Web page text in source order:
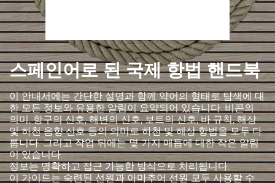
스페인어로 된 국제 항법 핸드북
이 안내서에는 간단한 설명과 함께 약어의 형태로 탐색에 대
한 모든 정보와 유용한 알림이 요약되어 있습니다. 비콘의
의미, 항구의 신호, 해변의 신호, 보트의 신호, 바 규칙, 해상
및 하천 음향 신호 등의 의미로 하천 및 해상 항법을 모두 다
룹니다. 그리고 작업 뒤에는 몇 가지 매듭에 대한 작은 알림
이 있습니다.
정보는 명확하고 접근 가능한 방식으로 처리됩니다.
이 가이드는 숙련된 선원과 아마추어 선원 모두 사용할 수